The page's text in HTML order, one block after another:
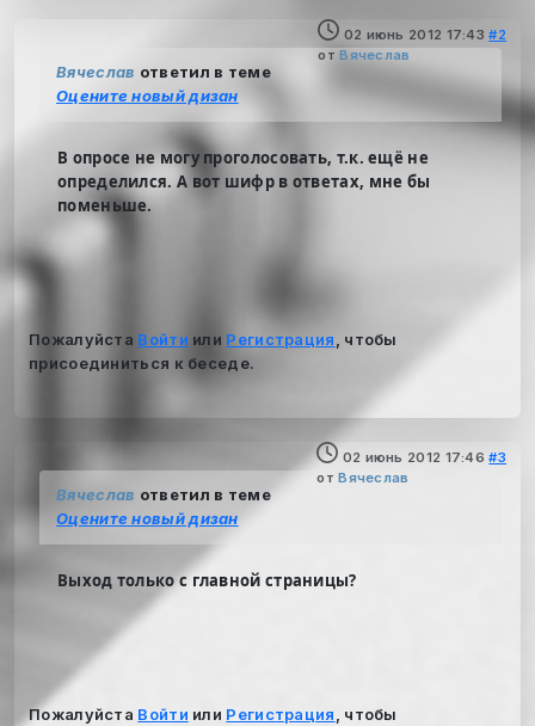
02 июнь 2012 17:43 #2
отВячеслав
Вячеслав ответил в теме
Оцените новый дизан
В опросе не могу проголосовать, т.к. ещё не
определился. А вот шифр в ответах, мне бы
поменьше.
Пожалуйста Войти или Регистрация, чтобы
присоединиться к беседе.
02 июнь 2012 17:46 #3
отВячеслав
Вячеслав ответил в теме
Оцените новый дизан
Выход только с главной страницы?
Пожалуйста Войти или Регистрация, чтобы